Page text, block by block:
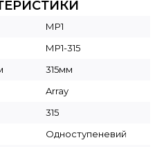
МР1
МР1-315
315мм
Array
315
Одноступеневий